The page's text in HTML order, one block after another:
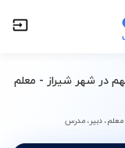
در شهر شیراز - معلم
دبیر، مدرس